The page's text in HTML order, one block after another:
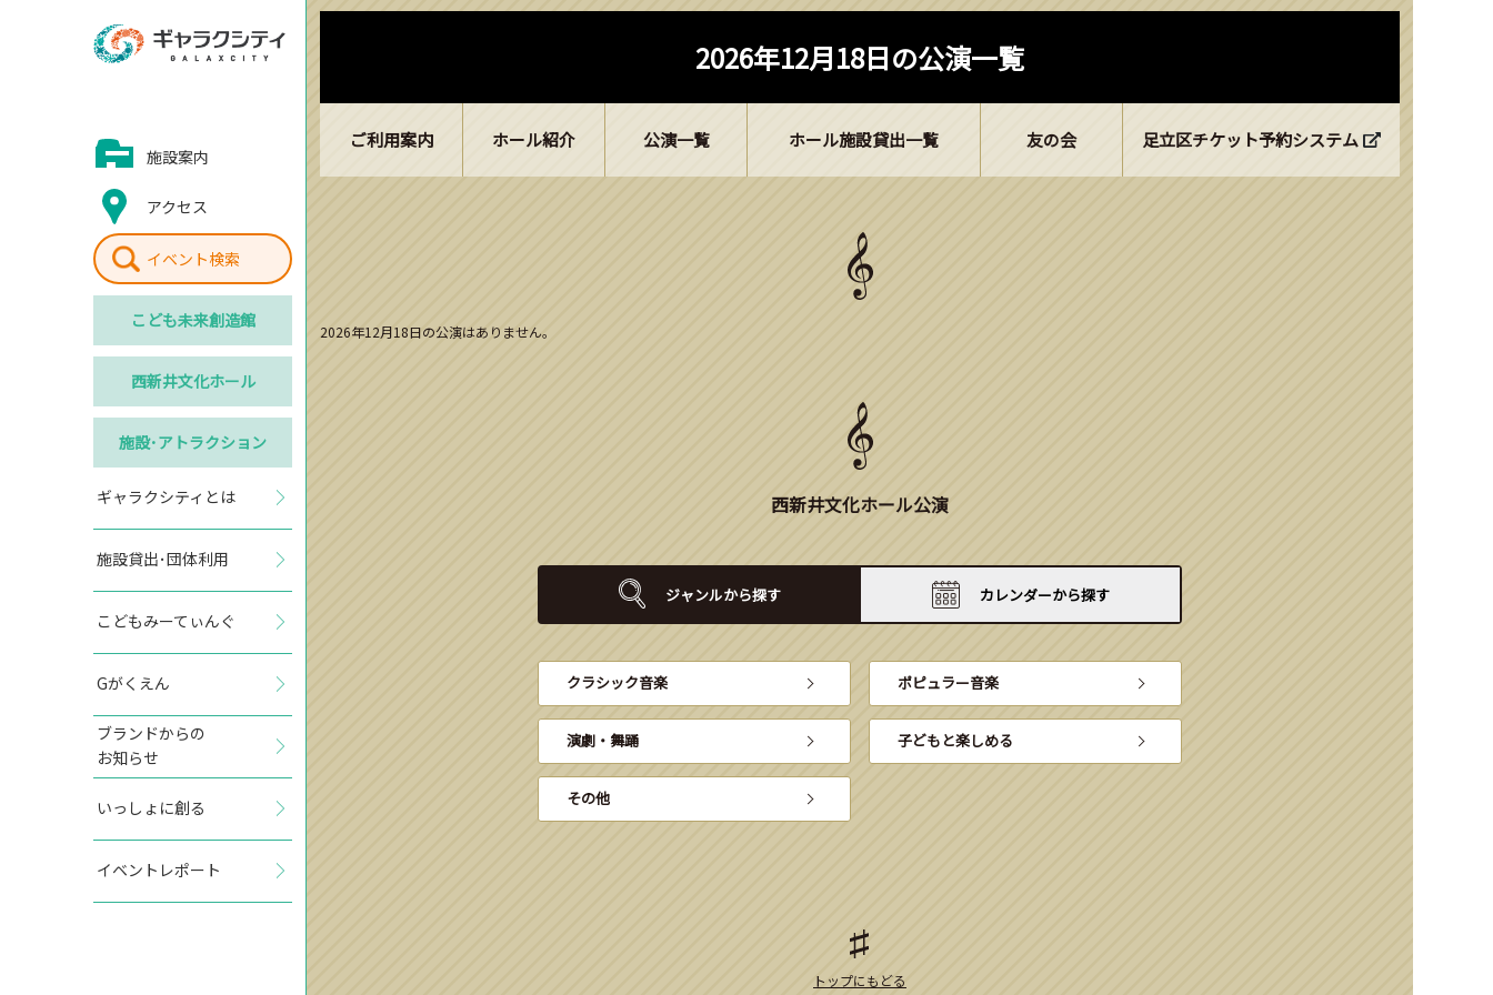
施設案内
アクセス
イベント検索
こども未来創造館
西新井文化ホール
施設･アトラクション
ギャラクシティとは
施設貸出･団体利用
こどもみーてぃんぐ
Gがくえん
ブランドからの
お知らせ
いっしょに創る
イベントレポート
2026年12月18日の公演一覧
ご利用案内 ホール紹介 公演一覧 ホール施設貸出一覧 友の会 足立区チケット予約システム
2026年12月18日の公演はありません。
西新井文化ホール公演
ジャンルから探す カレンダーから探す
クラシック音楽 ポピュラー音楽
演劇・舞踊 子どもと楽しめる
その他
トップにもどる